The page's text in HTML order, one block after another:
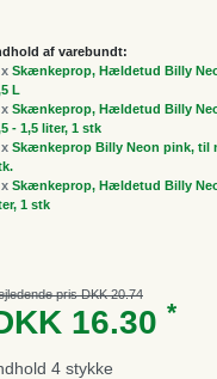
af varebundt:
Skænkeprop, Hældetud Billy
L
Skænkeprop, Hældetud Billy
- 1,5 liter, 1 stk
Skænkeprop Billy Neon pink, til
Skænkeprop, Hældetud Billy
1 stk
pris DKK 20.74
16.30 *
4 stykke